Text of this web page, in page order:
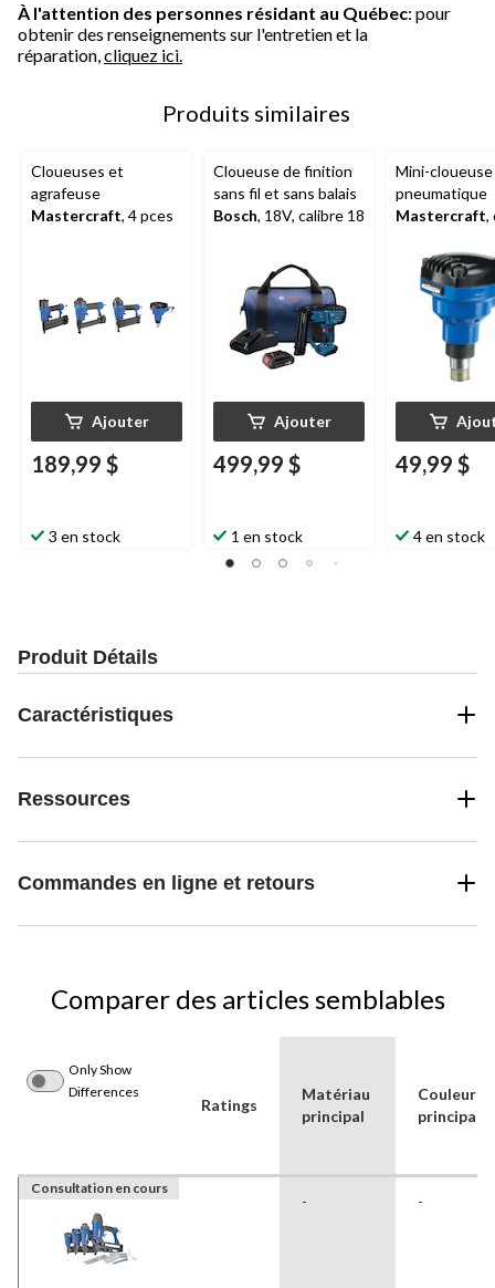
À l'attention des personnes résidant au Québec: pour
obtenir des renseignements sur l'entretien et la
réparation, cliquez ici.
Produits similaires
Cloueuses et
agrafeuse
Mastercraft, 4 pces
Ajouter
189,99 $
3 en stock
Cloueuse de finition
sans fil et sans balais
Bosch, 18V, calibre 18
Ajouter
499,99 $
1 en stock
Mini-cloueuse
pneumatique
Mastercraft,
49,99 $
4 en stock
Produit Détails
Caractéristiques
Ressources
Commandes en ligne et retours
Comparer des articles semblables
Only Show
Differences
Ratings
Matériau
principal
Couleur
principale
Consultation en cours
- -